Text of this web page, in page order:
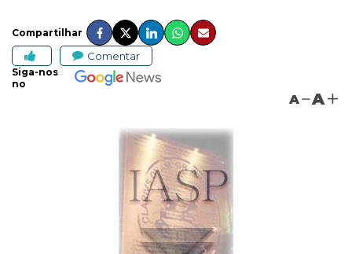
Compartilhar
Comentar
Siga-nos
no
A A